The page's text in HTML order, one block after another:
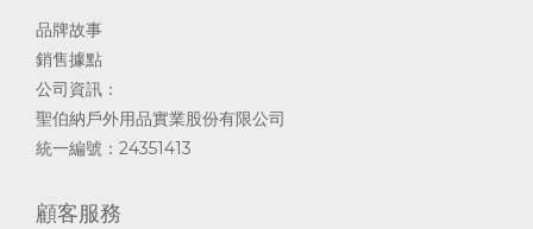
品牌故事
銷售據點
公司資訊：
聖伯納戶外用品實業股份有限公司
統一編號：24351413
顧客服務